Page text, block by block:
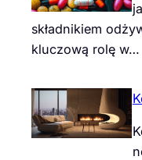
składnikiem
kluczową rolę w…